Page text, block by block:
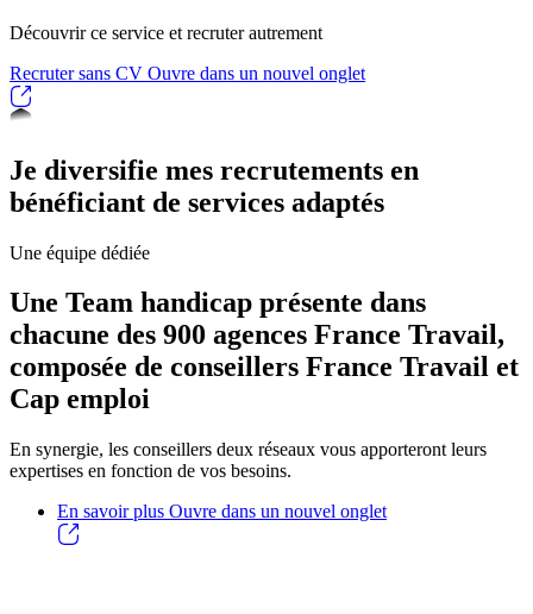
Découvrir ce service et recruter autrement
Recruter sans CV Ouvre dans un nouvel onglet
Je diversifie mes recrutements en
bénéficiant de services adaptés
Une équipe dédiée
Une Team handicap présente dans
chacune des 900 agences France Travail,
composée de conseillers France Travail et
Cap emploi
En synergie, les conseillers deux réseaux vous apporteront leurs
expertises en fonction de vos besoins.
En savoir plus Ouvre dans un nouvel onglet